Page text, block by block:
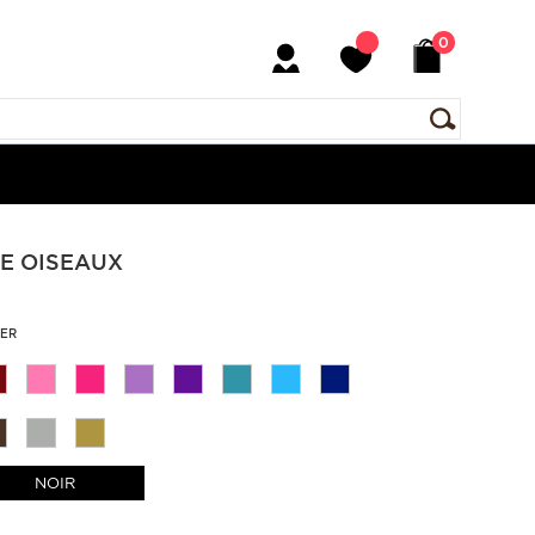
0
OISEAUX
NOIR